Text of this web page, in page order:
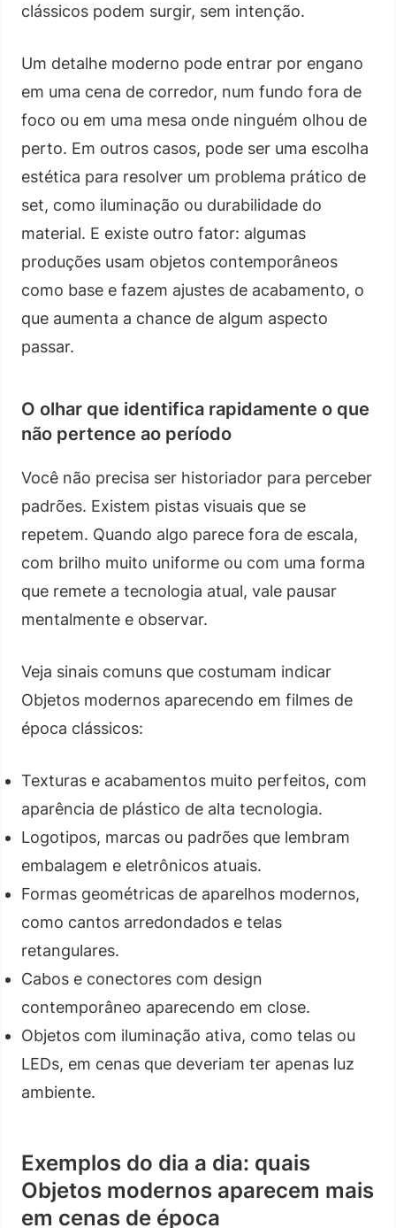
clássicos podem surgir, sem intenção.
Um detalhe moderno pode entrar por engano
em uma cena de corredor, num fundo fora de
foco ou em uma mesa onde ninguém olhou de
perto. Em outros casos, pode ser uma escolha
estética para resolver um problema prático de
set, como iluminação ou durabilidade do
material. E existe outro fator: algumas
produções usam objetos contemporâneos
como base e fazem ajustes de acabamento, o
que aumenta a chance de algum aspecto
passar.
O olhar que identifica rapidamente o que
não pertence ao período
Você não precisa ser historiador para perceber
padrões. Existem pistas visuais que se
repetem. Quando algo parece fora de escala,
com brilho muito uniforme ou com uma forma
que remete a tecnologia atual, vale pausar
mentalmente e observar.
Veja sinais comuns que costumam indicar
Objetos modernos aparecendo em filmes de
época clássicos:
Texturas e acabamentos muito perfeitos, com
aparência de plástico de alta tecnologia.
Logotipos, marcas ou padrões que lembram
embalagem e eletrônicos atuais.
Formas geométricas de aparelhos modernos,
como cantos arredondados e telas
retangulares.
Cabos e conectores com design
contemporâneo aparecendo em close.
Objetos com iluminação ativa, como telas ou
LEDs, em cenas que deveriam ter apenas luz
ambiente.
Exemplos do dia a dia: quais
Objetos modernos aparecem mais
em cenas de época